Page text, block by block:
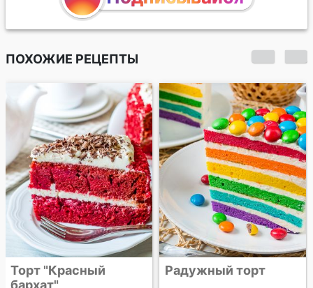
ПОХОЖИЕ РЕЦЕПТЫ
Радужный торт
Венское печенье с
шоколадной
начинкой